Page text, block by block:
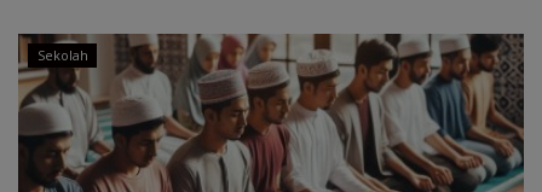
Sekolah